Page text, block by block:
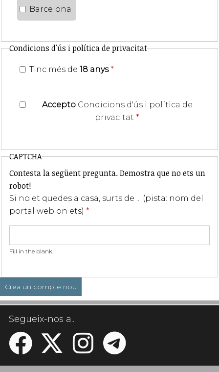
Barcelona
Condicions d'ús i política de privacitat
Tinc més de 18 anys *
Accepto Condicions d'ús i política de
privacitat *
CAPTCHA
Contesta la següent pregunta. Demostra que no ets un
robot!
Si no et quedes a casa, surts de ... (pista: nom del
portal web on ets) *
Fill in the blank.
Segueix-nos a...